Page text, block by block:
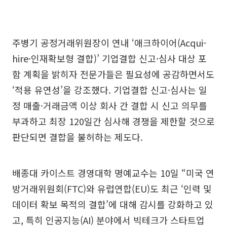
주병기 공정거래위원장이 연내 ‘애크하이어(Acqui-
hire·인재확보형 결합)’ 기업결합 신고·심사 대상 포
함 계획을 밝히자 전문가들은 필요성에 공감하면서도
‘적용 유연성’을 강조했다. 기업결합 신고·심사는 일
정 매출·거래금액 이상 회사 간 결합 시 신고 의무를
부과하고 최장 120일간 심사해 경쟁을 제한할 것으로
판단되면 결합을 불허하는 제도다.
배종대 카이스트 경영대학 명예교수는 10일 “미국 연
방거래위원회(FTC)와 유럽연합(EU)도 최근 ‘인력 및
데이터 확보 목적의 결합’에 대해 감시를 강화하고 있
고, 특히 인공지능(AI) 분야에서 빅테크가 스타트업